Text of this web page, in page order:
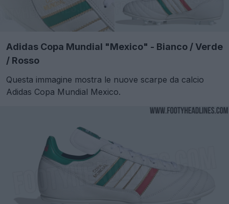
Adidas Copa Mundial "Mexico" - Bianco / Verde
/ Rosso
Questa immagine mostra le nuove scarpe da calcio
Adidas Copa Mundial Mexico.